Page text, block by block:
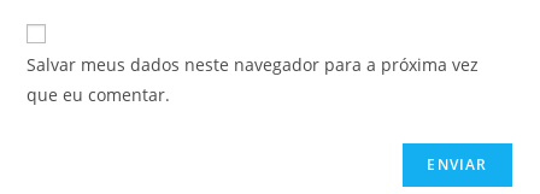
Salvar meus dados neste navegador para a próxima vez
que eu comentar.